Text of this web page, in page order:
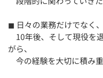
◼︎ 日々の業務だけでなく、
10年後、そして現役を
がら、
今の経験を大切に積み